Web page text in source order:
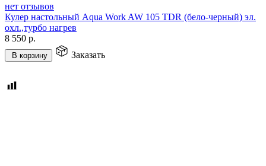
нет отзывов
Кулер настольный Aqua Work AW 105 TDR (бело-черный) эл.
охл.,турбо нагрев
8 550 р.
В корзину Заказать